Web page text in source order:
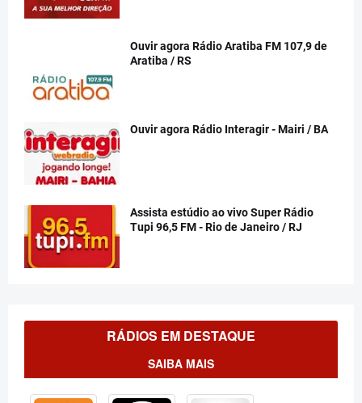
Ouvir agora Rádio Aratiba FM 107,9 de
Aratiba / RS
Ouvir agora Rádio Interagir - Mairi / BA
Assista estúdio ao vivo Super Rádio
Tupi 96,5 FM - Rio de Janeiro / RJ
RÁDIOS EM DESTAQUE
SAIBA MAIS